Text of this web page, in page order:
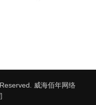
威海佰年网络